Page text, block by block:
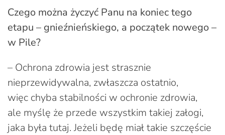
Czego można życzyć Panu na koniec tego
etapu – gnieźnieńskiego, a początek nowego –
w Pile?
– Ochrona zdrowia jest strasznie
nieprzewidywalna, zwłaszcza ostatnio,
więc chyba stabilności w ochronie zdrowia,
ale myślę że przede wszystkim takiej załogi,
jaka była tutaj. Jeżeli będę miał takie szczęście